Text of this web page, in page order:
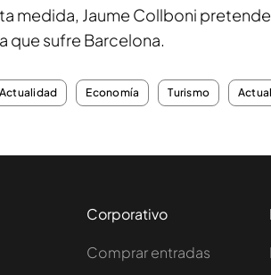
medida, Jaume Collboni
que sufre Barcelona.
Actualidad Economía Turismo
Corporativo
Comprar entradas